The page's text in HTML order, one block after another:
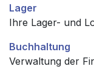
Lager
Ihre Lager- und
Buchhaltung
Verwaltung der